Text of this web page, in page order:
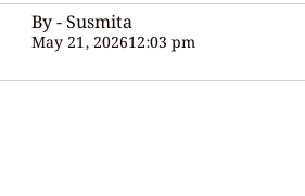
By - Susmita
May 21, 202612:03 pm